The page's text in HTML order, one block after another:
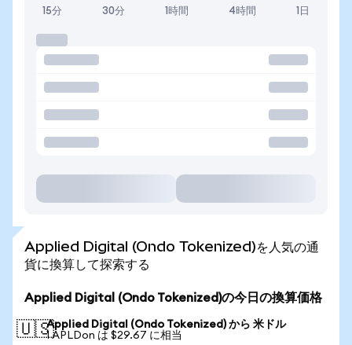
15分 30分 1時間 4時間 1日
Applied Digital (Ondo Tokenized)を人気の通
貨に換算して探索する
Applied Digital (Ondo Tokenized)の今日の換算価格
🇺🇸Applied Digital (Ondo Tokenized) から 米ドル
1 APLDon は $29.67 に相当